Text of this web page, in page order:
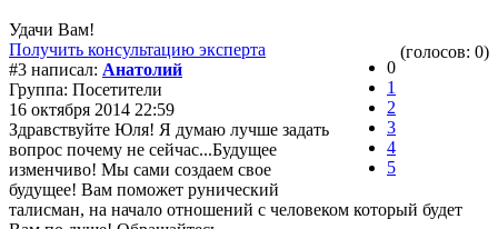
Удачи Вам!
Получить консультацию эксперта
0
1
2
3
4
5
(голосов: 0)
#3 написал: Анатолий
Группа: Посетители
16 октября 2014 22:59
Здравствуйте Юля! Я думаю лучше задать
вопрос почему не сейчас...Будущее
изменчиво! Мы сами создаем свое
будущее! Вам поможет рунический
талисман, на начало отношений с человеком который будет